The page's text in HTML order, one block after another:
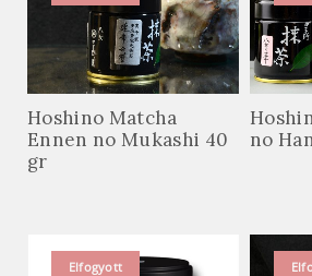
Hoshino Matcha
Ennen no Mukashi 40
gr
no
Elfogyott